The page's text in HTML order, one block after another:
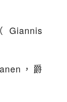
，爵